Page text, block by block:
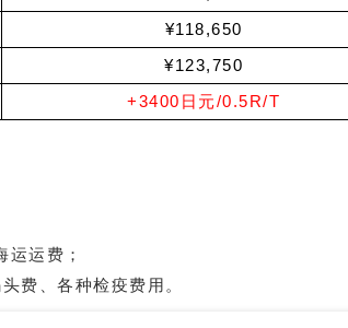
¥118,650
¥123,750
+3400日元/0.5R/T
运费；
费、各种检疫费用。